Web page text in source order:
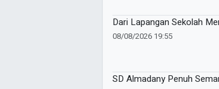
Dari Lapangan Sekolah
08/08/2026 19:55
SD Almadany Penuh